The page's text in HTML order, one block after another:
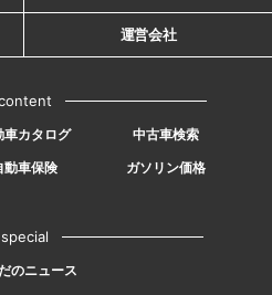
運営会社
車カタログ
中古車検索
動車保険 ガソリン価格
special
のニュース